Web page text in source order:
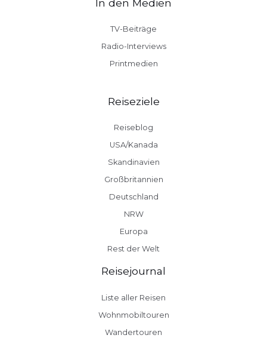
In den Medien
TV-Beiträge
Radio-Interviews
Printmedien
Reiseziele
Reiseblog
USA/Kanada
Skandinavien
Großbritannien
Deutschland
NRW
Europa
Rest der Welt
Reisejournal
Liste aller Reisen
Wohnmobiltouren
Wandertouren